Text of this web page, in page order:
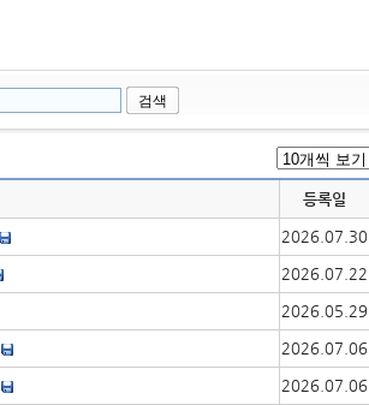
등록일
2026.07.30
2026.07.22
2026.05.29
2026.07.06
2026.07.06